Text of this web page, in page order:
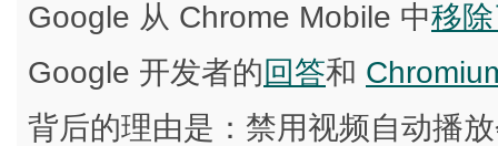
Google 从 Chrome Mobile 中移
Google 开发者的回答和
背后的理由是：禁用视频自动播